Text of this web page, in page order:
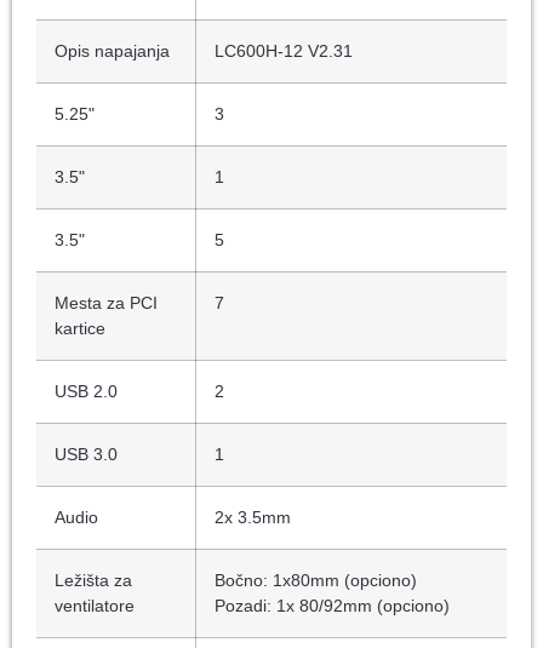
Opis napajanja LC600H-12 V2.31
5.25" 3
3.5" 1
3.5" 5
Mesta za PCI
kartice
7
USB 2.0 2
USB 3.0 1
Audio 2x 3.5mm
Ležišta za
ventilatore
Bočno: 1x80mm (opciono)
Pozadi: 1x 80/92mm (opciono)